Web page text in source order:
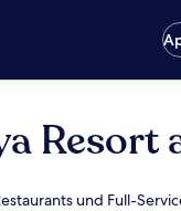
Resort
und Full-